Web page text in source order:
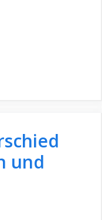
und